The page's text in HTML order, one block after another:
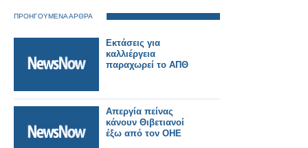
ΠΡΟΗΓΟΥΜΕΝΑ ΑΡΘΡΑ
Εκτάσεις για
καλλιέργεια
παραχωρεί το ΑΠΘ
Απεργία πείνας
κάνουν Θιβετιανοί
έξω από τον ΟΗΕ